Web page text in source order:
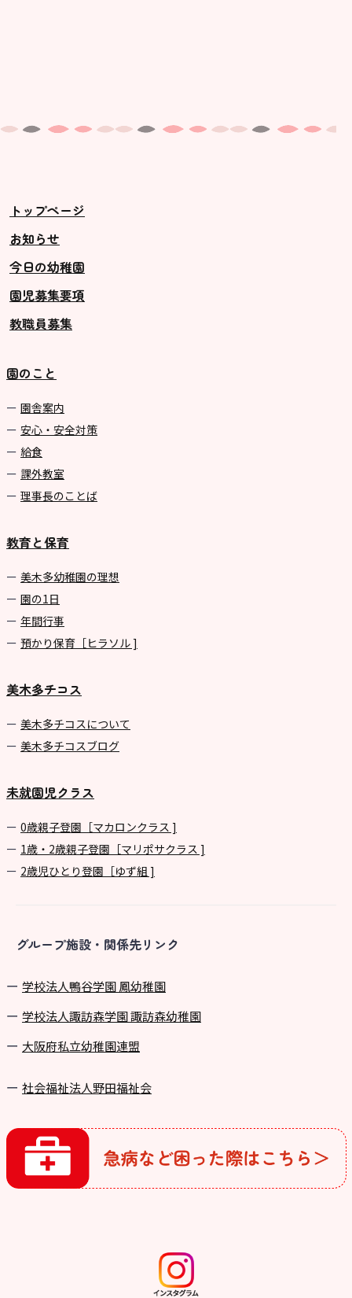
トップページ
お知らせ
今日の幼稚園
園児募集要項
教職員募集
園のこと
園舎案内
安心・安全対策
給食
課外教室
理事長のことば
教育と保育
美⽊多幼稚園の理想
園の1⽇
年間⾏事
預かり保育［ヒラソル ]
美木多チコス
美⽊多チコスについて
美⽊多チコスブログ
未就園児クラス
0歳親子登園［マカロンクラス ]
1歳・2歳親子登園［マリポサクラス ]
2歳児ひとり登園［ゆず組 ]
グループ施設・関係先リンク
学校法⼈鴨⾕学園 鳳幼稚園
学校法⼈諏訪森学園 諏訪森幼稚園
⼤阪府私⽴幼稚園連盟
社会福祉法人野田福祉会
未就園児クラス
ス ]
2歳児ひとり登園［ゆず組 ]
グループ施設・
関係先リンク
学校法⼈諏訪森学園 諏訪森幼稚
園
⼤阪府私⽴幼稚園連盟
社会福祉法人野田福祉会